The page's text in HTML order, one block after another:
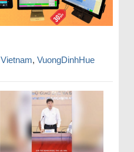
Vietnam, VuongDinhHue